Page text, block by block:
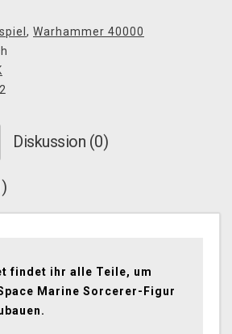
, Warhammer 40000
Diskussion (0)
findet ihr alle Teile, um
Marine Sorcerer-Figur